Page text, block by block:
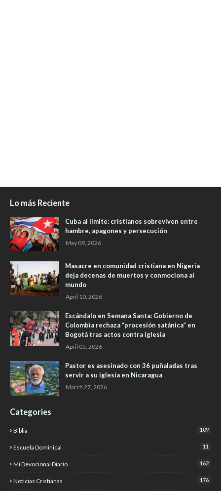
Lo más Reciente
Cuba al límite: cristianos sobreviven entre
hambre, apagones y persecución
May 09, 2026
Masacre en comunidad cristiana en Nigeria
deja decenas de muertos y conmociona al
mundo
April 10, 2026
Escándalo en Semana Santa: Gobierno de
Colombia rechaza “procesión satánica” en
Bogotá tras actos contra iglesia
April 05, 2026
Pastor es asesinado con 36 puñaladas tras
servir a su iglesia en Nicaragua
March 27, 2026
Categories
Biblia 109
Escuela Dominical 11
Mi Devocional Diario 162
Noticias Cristianas 176